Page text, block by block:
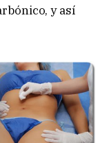
y así